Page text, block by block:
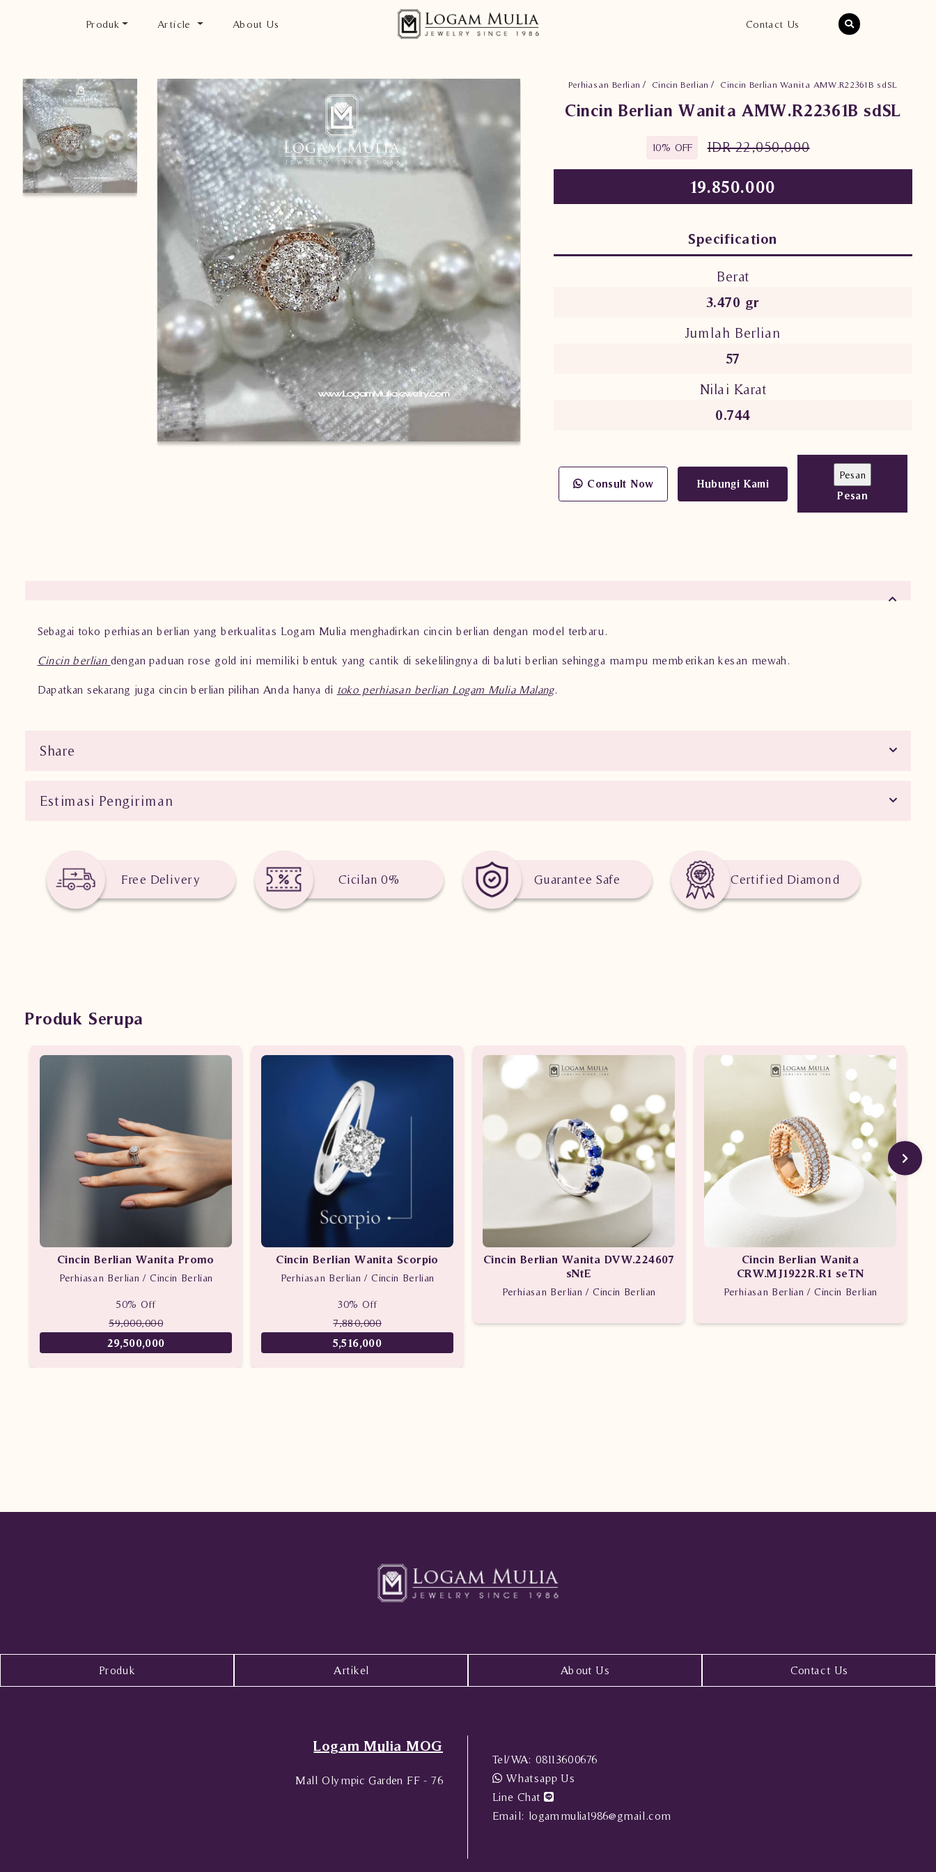
Produk Article About Us Contact Us
Perhiasan Berlian Cincin Berlian Cincin Berlian Wanita AMW.R22361B sdSL
Cincin Berlian Wanita AMW.R22361B sdSL
10% OFF IDR 22,050,000
19.850.000
Specification
Berat
3.470 gr
Jumlah Berlian
57
Nilai Karat
0.744
Consult Now
Hubungi Kami
Pesan
Sebagai toko perhiasan berlian yang berkualitas Logam Mulia menghadirkan cincin berlian dengan model terbaru.
Cincin berlian dengan paduan rose gold ini memiliki bentuk yang cantik di sekelilingnya di baluti berlian sehingga mampu memberikan kesan mewah.
Dapatkan sekarang juga cincin berlian pilihan Anda hanya di toko perhiasan berlian Logam Mulia Malang.
Share
Estimasi Pengiriman
Free Delivery Cicilan 0% Guarantee Safe Certified Diamond
Produk Serupa
Cincin Berlian Wanita Promo
Perhiasan Berlian / Cincin Berlian
50% Off
59,000,000
29,500,000
Cincin Berlian Wanita Scorpio
Perhiasan Berlian / Cincin Berlian
30% Off
7,880,000
5,516,000
Cincin Berlian Wanita DVW.224607
sNtE
Perhiasan Berlian / Cincin Berlian
Cincin Berlian Wanita
CRW.MJ1922R.R1 seTN
Perhiasan Berlian / Cincin Berlian
Produk Artikel About Us Contact Us
Logam Mulia MOG
Mall Olympic Garden FF - 76
Tel/WA: 08113600676
Whatsapp Us
Line Chat
Email: logammulia1986@gmail.com